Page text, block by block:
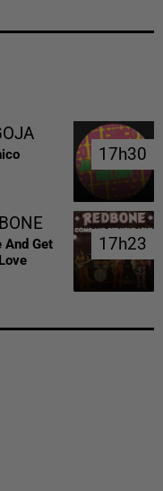
17h30
17h30
And Get
17h23
17h23